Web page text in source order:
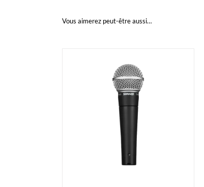
Vous aimerez peut-être aussi…